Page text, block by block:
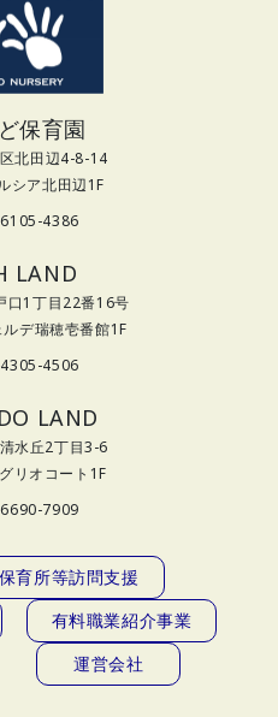
保育園
北田辺4-8-14
北田辺1F
4386
LAND
口1丁目22番16号
穂壱番館1F
4506
LAND
水丘2丁目3-6
ート1F
7909
保育所等訪問支援
有料職業紹介事業
運営会社